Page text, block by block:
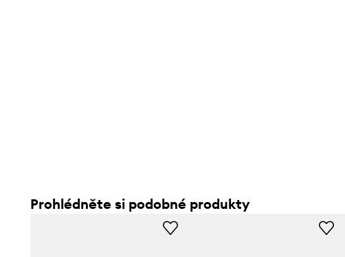
Prohlédněte si podobné produkty